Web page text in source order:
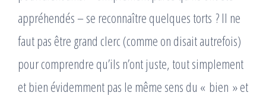
appréhendés – se reconnaître quelques torts ? Il ne
faut pas être grand clerc (comme on disait autrefois)
pour comprendre qu’ils n’ont juste, tout simplement
et bien évidemment pas le même sens du « bien » et